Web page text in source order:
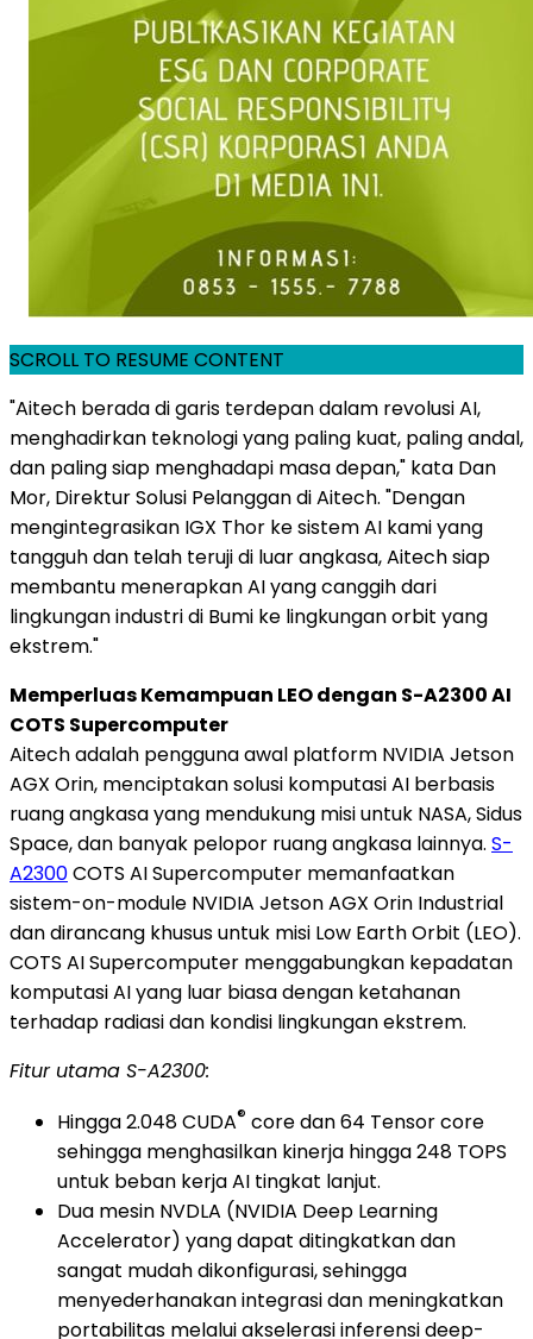
SCROLL TO RESUME CONTENT
"Aitech berada di garis terdepan dalam revolusi AI,
menghadirkan teknologi yang paling kuat, paling andal,
dan paling siap menghadapi masa depan," kata Dan
Mor, Direktur Solusi Pelanggan di Aitech. "Dengan
mengintegrasikan IGX Thor ke sistem AI kami yang
tangguh dan telah teruji di luar angkasa, Aitech siap
membantu menerapkan AI yang canggih dari
lingkungan industri di Bumi ke lingkungan orbit yang
ekstrem."
Memperluas Kemampuan LEO dengan S-A2300 AI
COTS Supercomputer
Aitech adalah pengguna awal platform NVIDIA Jetson
AGX Orin, menciptakan solusi komputasi AI berbasis
ruang angkasa yang mendukung misi untuk NASA, Sidus
Space, dan banyak pelopor ruang angkasa lainnya. S-
A2300COTS AI Supercomputer memanfaatkan
sistem-on-module NVIDIA Jetson AGX Orin Industrial
dan dirancang khusus untuk misi Low Earth Orbit (LEO).
COTS AI Supercomputer menggabungkan kepadatan
komputasi AI yang luar biasa dengan ketahanan
terhadap radiasi dan kondisi lingkungan ekstrem.
Fitur utama S-A2300:
Hingga 2.048 CUDA® core dan 64 Tensor core
sehingga menghasilkan kinerja hingga 248 TOPS
untuk beban kerja AI tingkat lanjut.
Dua mesin NVDLA (NVIDIA Deep Learning
Accelerator) yang dapat ditingkatkan dan
sangat mudah dikonfigurasi, sehingga
menyederhanakan integrasi dan meningkatkan
portabilitas melalui akselerasi inferensi deep-